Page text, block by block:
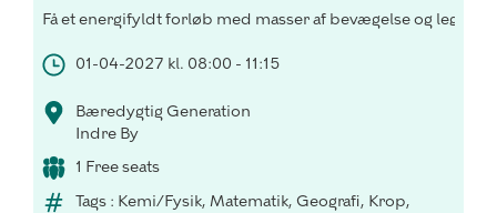
Få et energifyldt forløb med masser af bevægelse og leg,
01-04-2027 kl. 08:00 - 11:15
Bæredygtig Generation
Indre By
1 Free seats
Tags : Kemi/Fysik, Matematik, Geografi, Krop,